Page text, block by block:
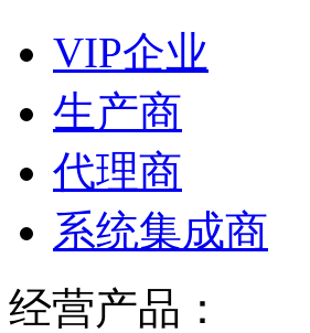
VIP企业
生产商
代理商
系统集成商
经营产品：